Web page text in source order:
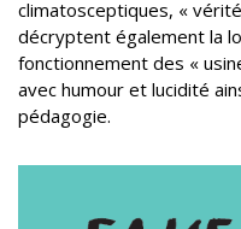
climatosceptiques, «
décryptent également la
fonctionnement des «
avec humour et lucidité
pédagogie.